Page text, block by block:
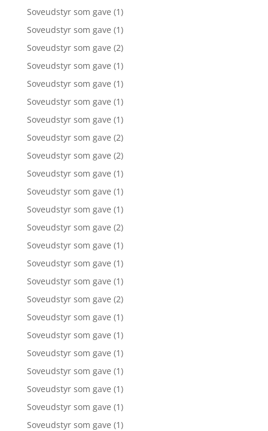
Soveudstyr som gave (1)
Soveudstyr som gave (1)
Soveudstyr som gave (2)
Soveudstyr som gave (1)
Soveudstyr som gave (1)
Soveudstyr som gave (1)
Soveudstyr som gave (1)
Soveudstyr som gave (2)
Soveudstyr som gave (2)
Soveudstyr som gave (1)
Soveudstyr som gave (1)
Soveudstyr som gave (1)
Soveudstyr som gave (2)
Soveudstyr som gave (1)
Soveudstyr som gave (1)
Soveudstyr som gave (1)
Soveudstyr som gave (2)
Soveudstyr som gave (1)
Soveudstyr som gave (1)
Soveudstyr som gave (1)
Soveudstyr som gave (1)
Soveudstyr som gave (1)
Soveudstyr som gave (1)
Soveudstyr som gave (1)